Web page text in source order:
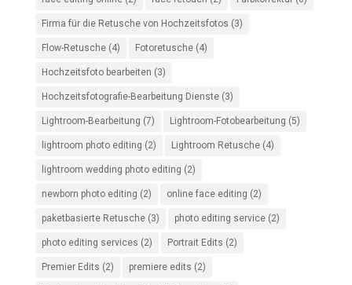
Firma für die Retusche von Hochzeitsfotos (3)
Flow-Retusche(4) Fotoretusche(4)
Hochzeitsfoto bearbeiten (3)
Hochzeitsfotografie-Bearbeitung Dienste(3)
Lightroom-Bearbeitung (7) Lightroom-Fotobearbeitung (5)
lightroom photo editing (2) Lightroom Retusche(4)
lightroom wedding photo editing (2)
newborn photo editing (2) online face editing (2)
paketbasierte Retusche(3) photo editing service(2)
photo editing services (2) Portrait Edits (2)
Premier Edits (2) premiere edits (2)